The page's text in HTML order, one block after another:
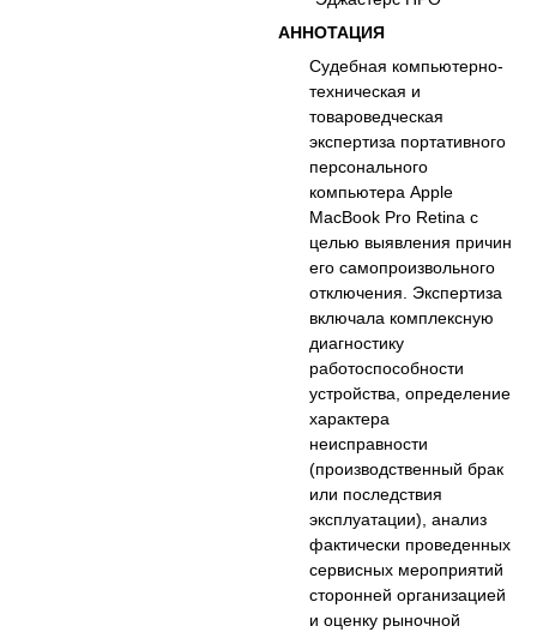
АННОТАЦИЯ
Судебная компьютерно-
техническая и
товароведческая
экспертиза портативного
персонального
компьютера Apple
MacBook Pro Retina с
целью выявления причин
его самопроизвольного
отключения. Экспертиза
включала комплексную
диагностику
работоспособности
устройства, определение
характера
неисправности
(производственный брак
или последствия
эксплуатации), анализ
фактически проведенных
сервисных мероприятий
сторонней организацией
и оценку рыночной